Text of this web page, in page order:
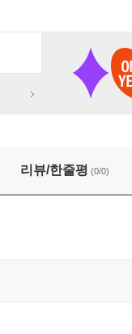
리뷰/한줄평 (0/0)